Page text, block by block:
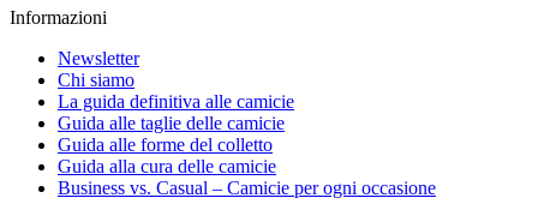
Informazioni
Newsletter
Chi siamo
La guida definitiva alle camicie
Guida alle taglie delle camicie
Guida alle forme del colletto
Guida alla cura delle camicie
Business vs. Casual – Camicie per ogni occasione